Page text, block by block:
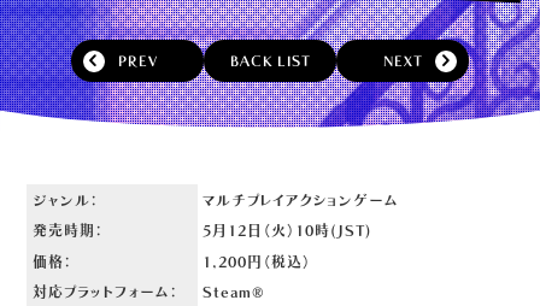
PREV BACK LIST NEXT
ジャンル： マルチプレイアクションゲーム
発売時期： 5月12日（火）10時(JST)
価格： 1,200円（税込）
対応プラットフォーム： Steam®